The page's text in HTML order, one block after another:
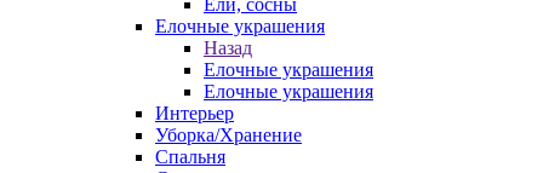
Елочные украшения
Назад
Елочные украшения
Елочные украшения
Интерьер
Уборка/Хранение
Спальня